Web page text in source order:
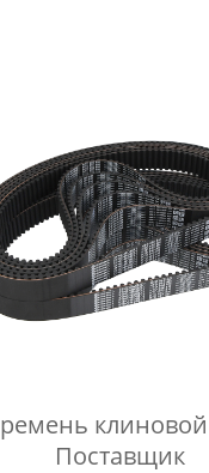
ремень
Поставщик